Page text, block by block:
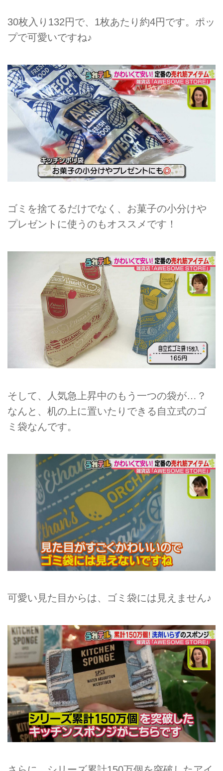
30枚入り132円で、1枚あたり約4円です。ポッ
プで可愛いですね♪
ゴミを捨てるだけでなく、お菓子の小分けや
プレゼントに使うのもオススメです！
そして、人気急上昇中のもう一つの袋が…？
なんと、机の上に置いたりできる自立式のゴ
ミ袋なんです。
可愛い見た目からは、ゴミ袋には見えません♪